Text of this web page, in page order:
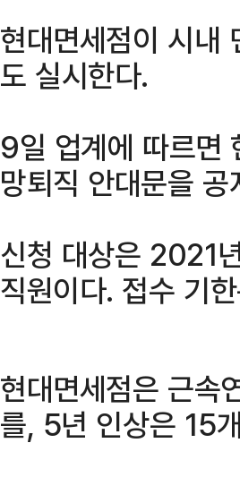
현대면세점이 시내
도 실시한다.
9일 업계에 따르면
망퇴직 안대문을 공
신청 대상은 2021
직원이다. 접수 기
현대면세점은 근속
를, 5년 인상은 15